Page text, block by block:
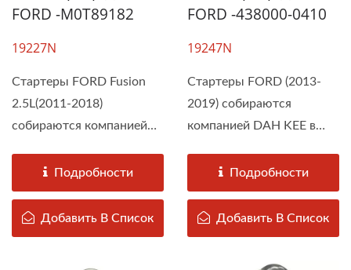
FORD -M0T89182
19227N
Стартеры FORD Fusion
2.5L(2011-2018)
собираются компанией
соответствии...
Подробности
Добавить В Список
FORD -438000-0410
19247N
Стартеры FORD (2013-
2019) собираются
компанией DAH KEE в
Подробности
Добавить В Список